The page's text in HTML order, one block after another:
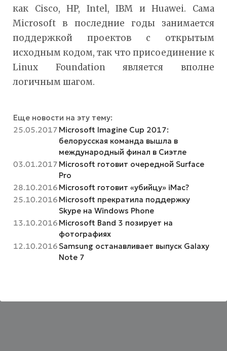
как Cisco, HP, Intel, IBM и Huawei. Сама
Microsoft в последние годы занимается
поддержкой проектов с открытым
исходным кодом, так что присоединение к
Linux Foundation является вполне
логичным шагом.
Еще новости на эту тему:
25.05.2017 Microsoft Imagine Cup 2017:
белорусская команда вышла в
международный финал в Сиэтле
03.01.2017 Microsoft готовит очередной Surface
Pro
28.10.2016 Microsoft готовит «убийцу» iMac?
25.10.2016 Microsoft прекратила поддержку
Skype на Windows Phone
13.10.2016 Microsoft Band 3 позирует на
фотографиях
12.10.2016 Samsung останавливает выпуск Galaxy
Note 7